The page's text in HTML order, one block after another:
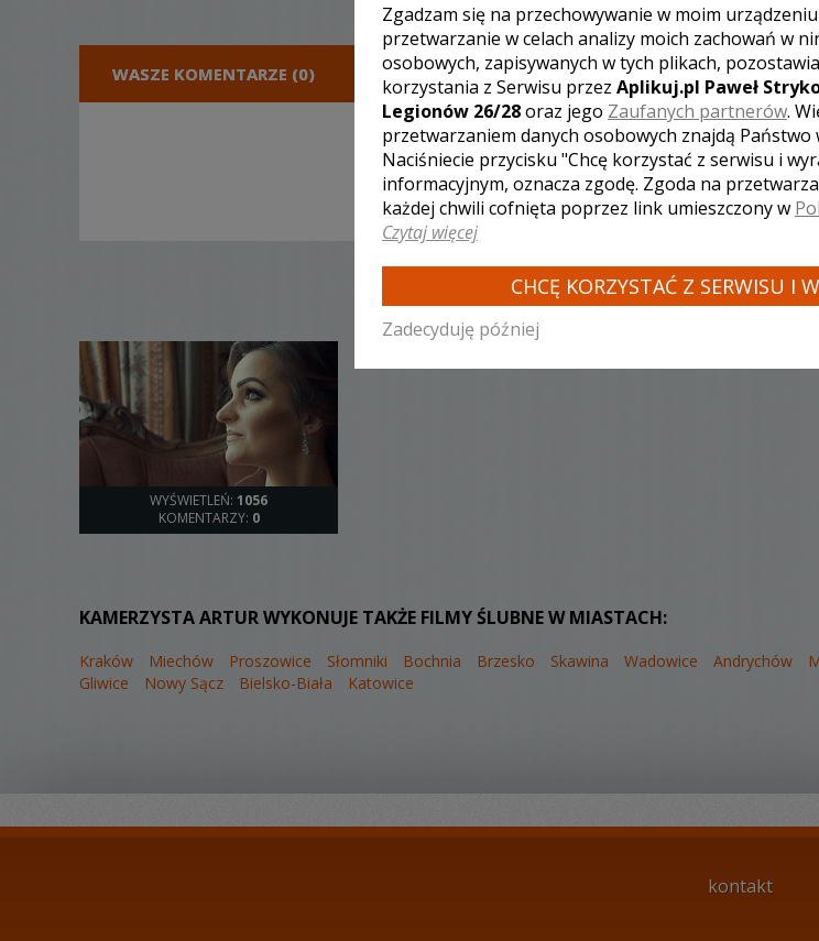
WASZE KOMENTARZE (0) DODAJ KOMENTARZ
[ brak komentarzy
INNE LOSOWE FILMY TEGO
WYŚWIETLEŃ: 1056
KOMENTARZY: 0
KAMERZYSTA ARTUR WYKONUJE TAKŻE FILMY ŚLUBNE W MIASTACH:
Kraków Miechów Proszowice Słomniki Bochnia Brzesko Skawina Wadowice Andrychów
Gliwice
Nowy Sącz Bielsko-Biała Katowice
kontakt
Zgadzam się na przechowywanie w moim
przetwarzanie w celach analizy moich zachowań w
osobowych, zapisywanych w tych plikach,
korzystania z Serwisu przez Aplikuj.pl Paweł
Legionów 26/28oraz jego Zaufanych partnerów.
przetwarzaniem danych osobowych znajdą Państwo
Naciśniecie przycisku "Chcę korzystać z serwisu i
informacyjnym, oznacza zgodę. Zgoda na
każdej chwili cofnięta poprzez link umieszczony w
Czytaj więcej
CHCĘ KORZYSTAĆ Z SERWISU I
Zadecyduję później